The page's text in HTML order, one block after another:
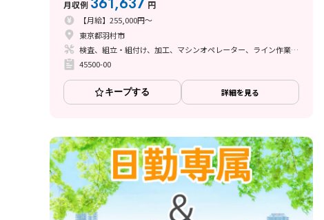
月収例
円
【月給】255,000円～
東京都羽村市
検査、組立・組付け、加工、マシンオペレーター、ライン作業、塗装
45500-00
キープする 詳細を見る